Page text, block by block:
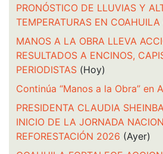
PRONÓSTICO DE LLUVIAS Y
TEMPERATURAS EN COAHUILA
MANOS A LA OBRA LLEVA
RESULTADOS A ENCINOS,
PERIODISTAS (Hoy)
Continúa “Manos a la Obra” en
PRESIDENTA CLAUDIA
INICIO DE LA JORNADA
REFORESTACIÓN 2026 (Ayer)